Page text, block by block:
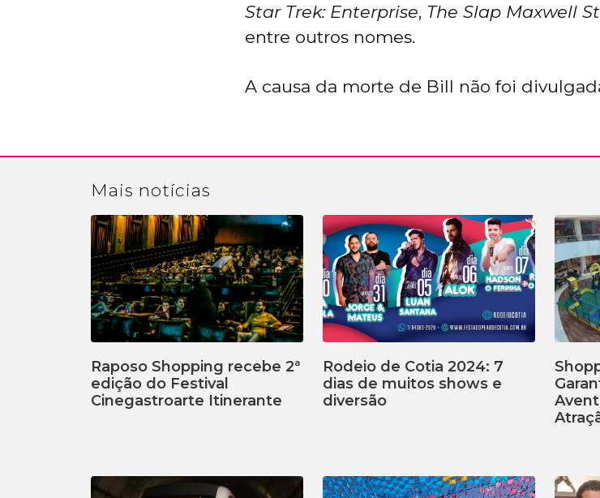
Star Trek: Enterprise, The Slap Maxwell
entre outros nomes.
A causa da morte de Bill não foi
Mais notícias
Raposo Shopping recebe 2ª
edição do Festival
Cinegastroarte Itinerante
Rodeio de Cotia 2024: 7
dias de muitos shows e
diversão